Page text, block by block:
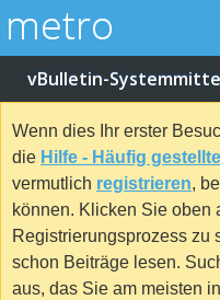
vBulletin-
Wenn dies Ihr erster
die Hilfe - Häufig
vermutlich registrieren,
können. Klicken Sie oben
Registrierungsprozess zu
schon Beiträge lesen.
aus, das Sie am meisten